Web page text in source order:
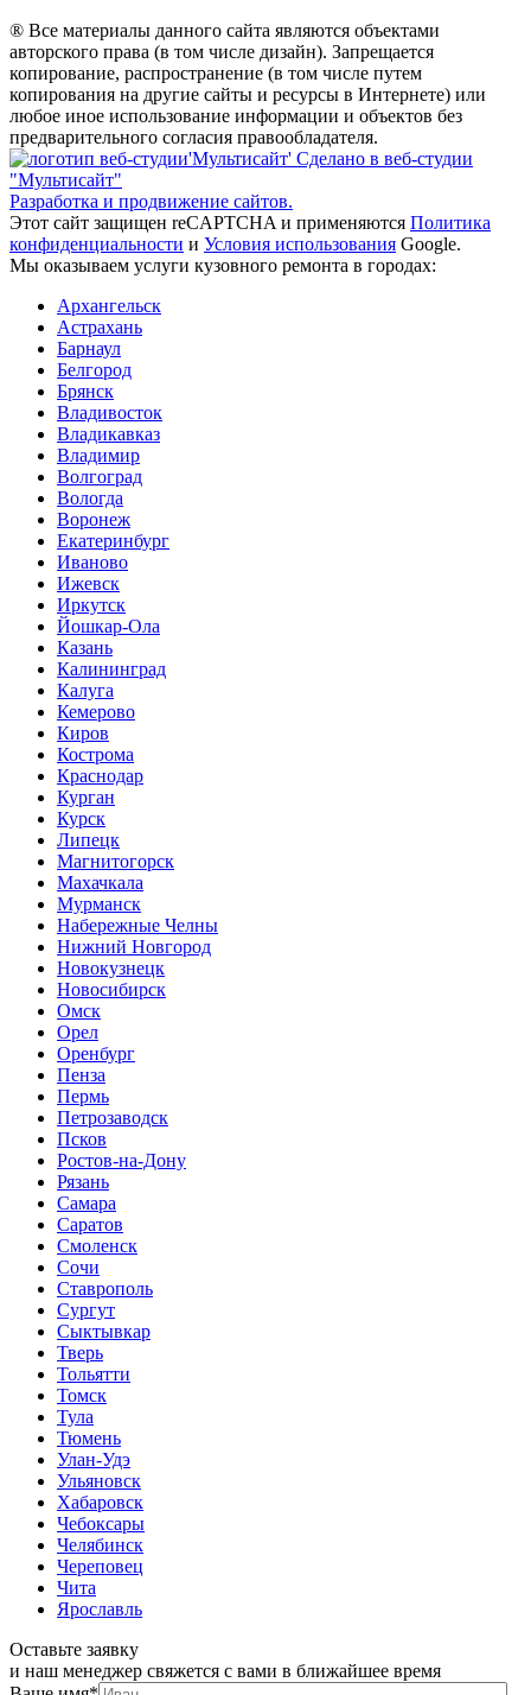
® Все материалы данного сайта являются объектами
авторского права (в том числе дизайн). Запрещается
копирование, распространение (в том числе путем
копирования на другие сайты и ресурсы в Интернете) или
любое иное использование информации и объектов без
предварительного согласия правообладателя.
Сделано в веб-студии
"Мультисайт"
Разработка и продвижение сайтов.
Этот сайт защищен reCAPTCHA и применяются Политика
конфиденциальности и Условия использования Google.
Мы оказываем услуги кузовного ремонта в городах:
Архангельск
Астрахань
Барнаул
Белгород
Брянск
Владивосток
Владикавказ
Владимир
Волгоград
Вологда
Воронеж
Екатеринбург
Иваново
Ижевск
Иркутск
Йошкар-Ола
Казань
Калининград
Калуга
Кемерово
Киров
Кострома
Краснодар
Курган
Курск
Липецк
Магнитогорск
Махачкала
Мурманск
Набережные Челны
Нижний Новгород
Новокузнецк
Новосибирск
Омск
Орел
Оренбург
Пенза
Пермь
Петрозаводск
Псков
Ростов-на-Дону
Рязань
Самара
Саратов
Смоленск
Сочи
Ставрополь
Сургут
Сыктывкар
Тверь
Тольятти
Томск
Тула
Тюмень
Улан-Удэ
Ульяновск
Хабаровск
Чебоксары
Челябинск
Череповец
Чита
Ярославль
Оставьте заявку
и наш менеджер свяжется с вами в ближайшее время